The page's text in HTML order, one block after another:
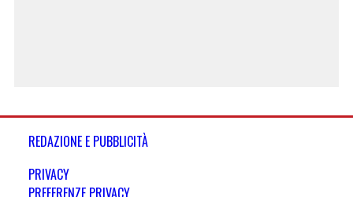
REDAZIONE E PUBBLICITÀ
PRIVACY
PREFERENZE PRIVACY